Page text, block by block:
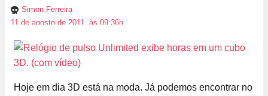
Simon Ferreira
11 de agosto de 2011, às 09:36h
Hoje em dia 3D está na moda. Já podemos encontrar no